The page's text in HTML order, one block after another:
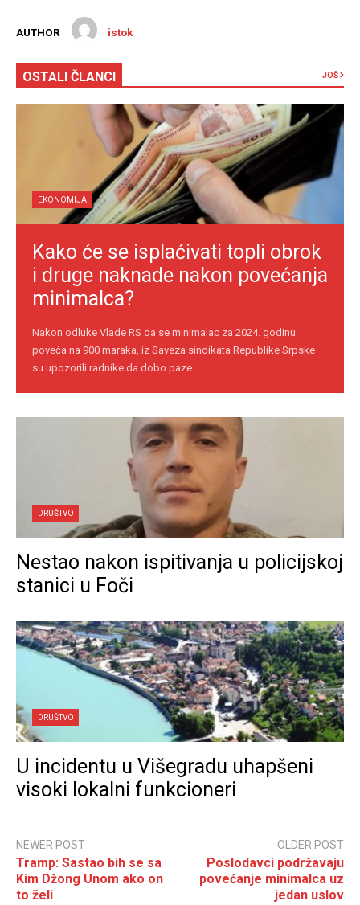
AUTHOR istok
OSTALI ČLANCI JOŠ
EKONOMIJA
Kako će se isplaćivati topli obrok
i druge naknade nakon povećanja
minimalca?
Nakon odluke Vlade RS da se minimalac za 2024. godinu
poveća na 900 maraka, iz Saveza sindikata Republike Srpske
su upozorili radnike da dobo paze ...
DRUŠTVO
Nestao nakon ispitivanja u policijskoj
stanici u Foči
DRUŠTVO
U incidentu u Višegradu uhapšeni
visoki lokalni funkcioneri
NEWER POST
Tramp: Sastao bih se sa
Kim Džong Unom ako on
to želi
OLDER POST
Poslodavci podržavaju
povećanje minimalca uz
jedan uslov